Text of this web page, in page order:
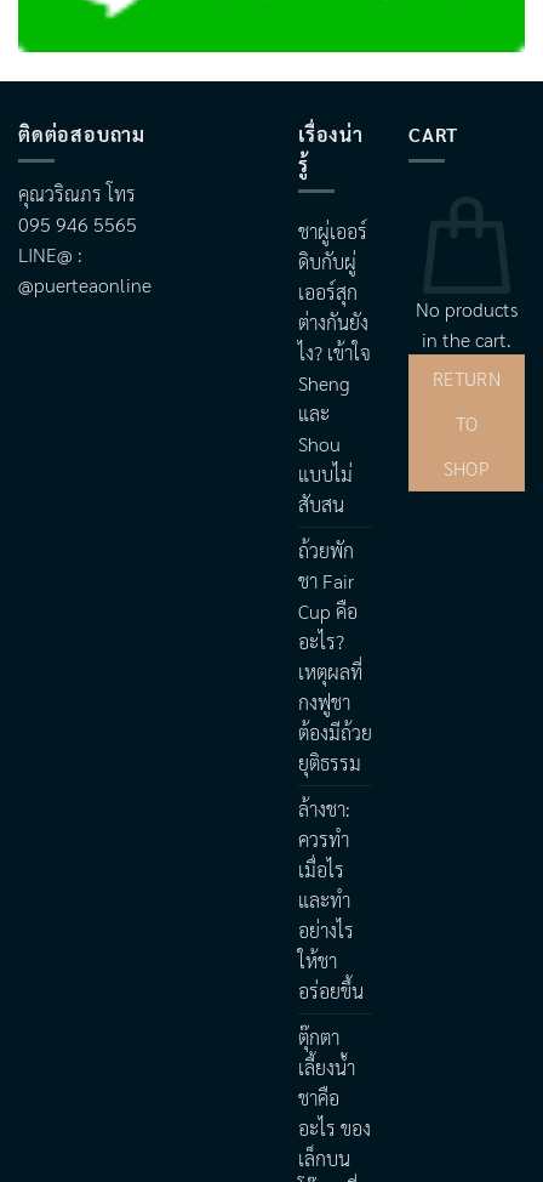
ติดต่อสอบถาม
คุณวริณภร โทร
095 946 5565
LINE@ :
@puerteaonline
เรื่องน่า
รู้
ชาผู่เออร์
ดิบกับผู่
เออร์สุก
ต่างกันยัง
ไง? เข้าใจ
Sheng
และ
Shou
แบบไม่
สับสน
ถ้วยพัก
ชา Fair
Cup คือ
อะไร?
เหตุผลที่
กงฟูชา
ต้องมีถ้วย
ยุติธรรม
ล้างชา:
ควรทำ
เมื่อไร
และทำ
อย่างไร
ให้ชา
อร่อยขึ้น
ตุ๊กตา
เลี้ยงน้ำ
ชาคือ
อะไร ของ
เล็กบน
CART
No products
in the cart.
RETURN
TO
SHOP